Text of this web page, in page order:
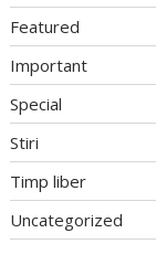
Featured
Important
Special
Stiri
Timp liber
Uncategorized